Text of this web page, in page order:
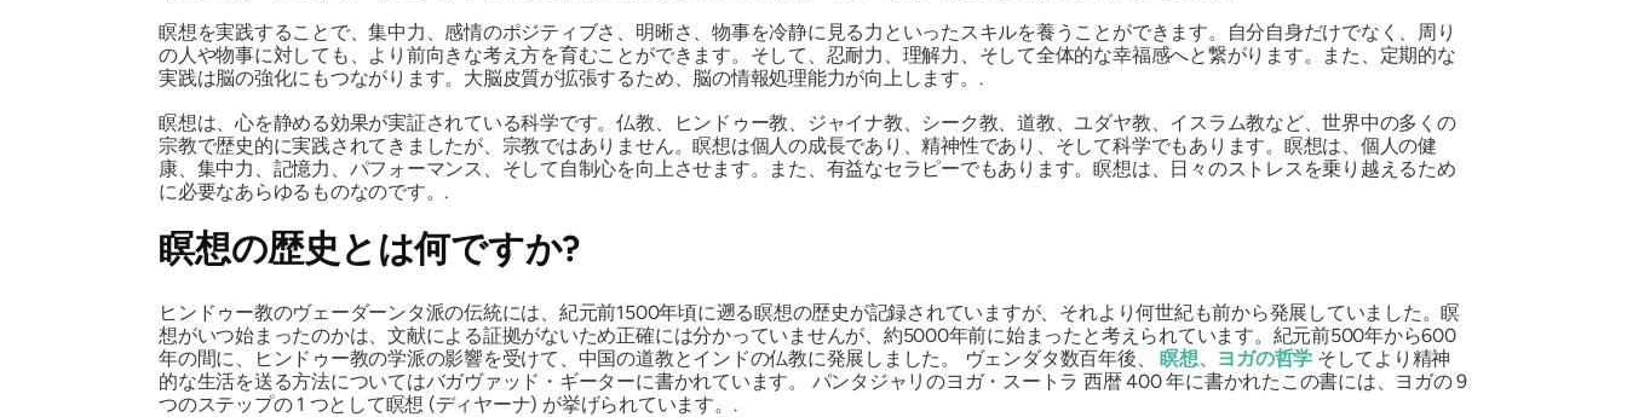
瞑想を実践することで、集中力、感情のポジティブさ、明晰さ、物事を冷静に見る力といったスキルを養うことができます。自分自身だけでなく、周り
の人や物事に対しても、より前向きな考え方を育むことができます。そして、忍耐力、理解力、そして全体的な幸福感へと繋がります。また、定期的な
実践は脳の強化にもつながります。大脳皮質が拡張するため、脳の情報処理能力が向上します。.
瞑想は、心を静める効果が実証されている科学です。仏教、ヒンドゥー教、ジャイナ教、シーク教、道教、ユダヤ教、イスラム教など、世界中の多くの
宗教で歴史的に実践されてきましたが、宗教ではありません。瞑想は個人の成長であり、精神性であり、そして科学でもあります。瞑想は、個人の健
康、集中力、記憶力、パフォーマンス、そして自制心を向上させます。また、有益なセラピーでもあります。瞑想は、日々のストレスを乗り越えるため
に必要なあらゆるものなのです。.
瞑想の歴史とは何ですか?
ヒンドゥー教のヴェーダーンタ派の伝統には、紀元前1500年頃に遡る瞑想の歴史が記録されていますが、それより何世紀も前から発展していました。瞑
想がいつ始まったのかは、文献による証拠がないため正確には分かっていませんが、約5000年前に始まったと考えられています。紀元前500年から600
年の間に、ヒンドゥー教の学派の影響を受けて、中国の道教とインドの仏教に発展しました。
ヴェンダタ数百年後、瞑想、ヨガの哲学 そしてより精神
的な生活を送る方法についてはバガヴァッド・ギーターに書かれています。 パンタジャリのヨガ・スートラ 西暦 400 年に書かれたこの書には、ヨガの 9
つのステップの 1 つとして瞑想 (ディヤーナ) が挙げられています。.